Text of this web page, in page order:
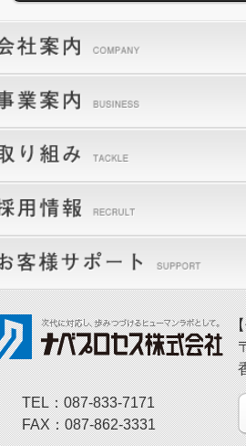
TEL：087-833-7171
FAX：087-862-3331